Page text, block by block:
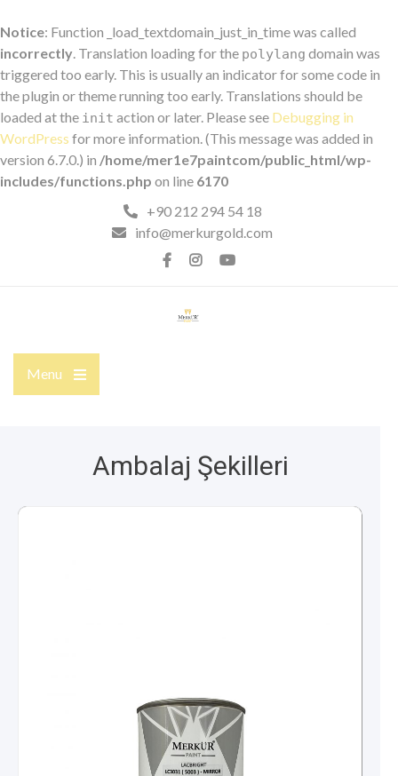
Notice: Function _load_textdomain_just_in_time was called
incorrectly. Translation loading for the polylang domain was
triggered too early. This is usually an indicator for some code in
the plugin or theme running too early. Translations should be
loaded at the init action or later. Please see Debugging in
WordPress for more information. (This message was added in
version 6.7.0.) in /home/mer1e7paintcom/public_html/wp-
includes/functions.php on line 6170
+90 212 294 54 18
info@merkurgold.com
Menu
Ambalaj Şekilleri